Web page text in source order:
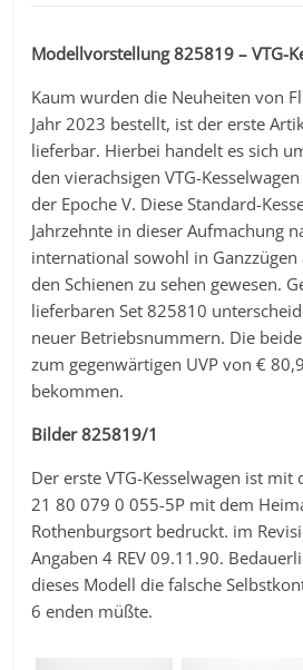
Modellvorstellung 825819 – VTG-
Kaum wurden die Neuheiten von
Jahr 2023 bestellt, ist der erste
lieferbar. Hierbei handelt es sich
den vierachsigen VTG-
der Epoche V. Diese Standard-
Jahrzehnte in dieser Aufmachung
international sowohl in Ganzzügen
den Schienen zu sehen gewesen.
lieferbaren Set 825810
neuer Betriebsnummern. Die
zum gegenwärtigen UVP von €
bekommen.
Bilder 825819/1
Der erste VTG-Kesselwagen ist
21 80 079 0 055-5P mit dem
Rothenburgsort bedruckt. im
Angaben 4 REV 09.11.90.
dieses Modell die falsche
6 enden müßte.